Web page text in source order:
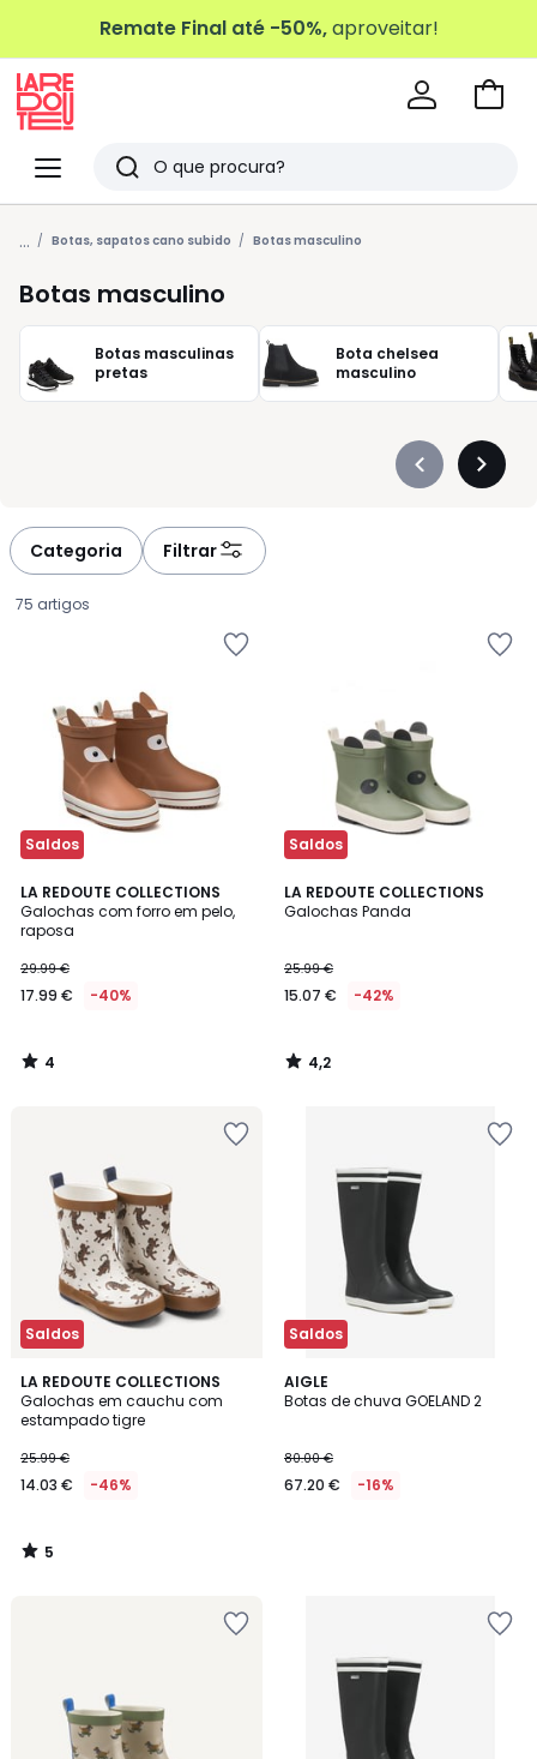
Remate Final até -50%,aproveitar!
Menu
Redoute
Pesquisar
Últimos
artigos
vistos
Ir
... Botas, sapatos cano subido Botas masculino
Botas masculino
Botas masculinas
pretas
Bota chelsea
masculino
Précédent
Categoria Filtrar
75 artigos
Saldos
LA REDOUTE COLLECTIONS
Galochas com forro em pelo,
raposa
€
em
de
29.99
desconto
aplicado.
29.99 €
17.99 € -40%
4
/
5
4
/
Saldos
LA REDOUTE COLLECTIONS
Galochas Panda
25.99 €
15.07 € -42%
4,2
/ 5
4,2
/
Saldos
LA REDOUTE COLLECTIONS
Galochas em cauchu com
estampado tigre
25.99 €
14.03 € -46%
5
/
5
5
/
Saldos
AIGLE
Botas de chuva GOELAND 2
80.00 €
67.20 € -16%